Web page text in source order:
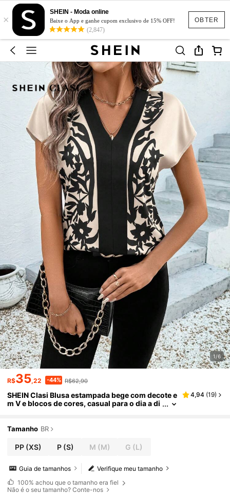
OBTER
×
SHEIN - Moda online
Baixe o App e ganhe cupom exclusivo de 15% OFF!
(2,847)
1/6
R$35,22 -44% R$62,90
SHEIN Clasi Blusa estampada bege com decote e
m V e blocos de cores, casual para o dia a di
4,94 (19)
Tamanho BR
PP(XS) P(S) M (M) G (L)
Verifique meu tamanho
Guia de tamanhos
100% achou que o tamanho era fiel
Não é o seu tamanho? Conte-nos